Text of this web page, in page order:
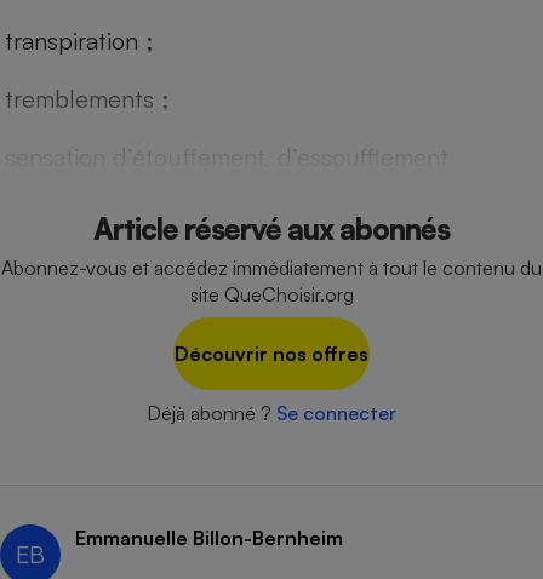
transpiration ;
­tremblements ;
sensation d’étouffement, d’essoufflement
Article réservé aux abonnés
Abonnez-vous et accédez immédiatement à tout le contenu du
site QueChoisir.org
Découvrir nos offres
Déjà abonné ? Se connecter
EB
Emmanuelle Billon-Bernheim
Cafetière à expressos